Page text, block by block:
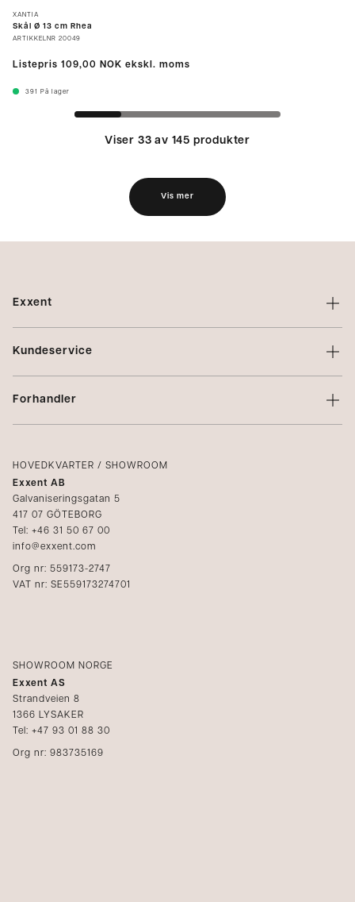
XANTIA
Skål Ø 13 cm Rhea
ARTIKKELNR 20049
Listepris 109,00 NOK ekskl. moms
391 På lager
Viser 33 av 145 produkter
Vis mer
Exxent
Om Exxent
Profilering
Integritetspolicy
Kundeservice
Kontakt oss
Forhandler
Kataloger
Mediabank
Bli forhandler
HOVEDKVARTER / SHOWROOM
Exxent AB
Galvaniseringsgatan 5
417 07 GÖTEBORG
Tel: +46 31 50 67 00
info@exxent.com
Org nr: 559173-2747
VAT nr: SE559173274701
SHOWROOM NORGE
Exxent AS
Strandveien 8
1366 LYSAKER
Tel: +47 93 01 88 30
Org nr: 983735169